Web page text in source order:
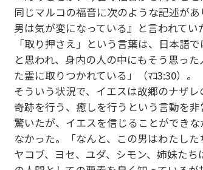
同じマルコの福音に次のような記述が
男は気が変になっている』と言われてい
「取り押さえ」という言葉は、日本語
と思われ、身内の人の中にもそう思っ
た霊に取りつかれている」（ﾏｺ3:30）
そういう状況で、イエスは故郷のナザ
奇跡を行う、癒しを行うという言動を
驚いたが、イエスを信じることができ
なかった。「なんと、この男はわたし
ヤコブ、ヨセ、ユダ、シモン、姉妹た